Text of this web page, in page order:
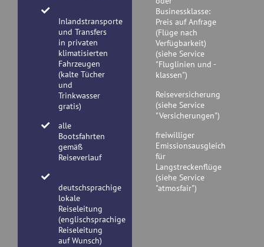
Inlandstransporte
und Transfers
in privaten
klimatisierten
Fahrzeugen
(kalte Tücher
und
Trinkwasser
gratis)
alle
Bootsfahrten
gemäß
Reiseverlauf
deutschsprachige
lokale
Reiseleitung
(englischsprachige
Reiseleitung
auf Wunsch)
Businessklasse:
Preis auf Anfrage
(Flüge nach
Verfügbarkeit)
(siehe Service
"Fluglinien und -
klassen")
Reiseversicherung
(siehe Service
"Versicherungen")
freiwilliger
Emissionsausgleich
für
Langstreckenflüge
(siehe Service
"atmosfair")